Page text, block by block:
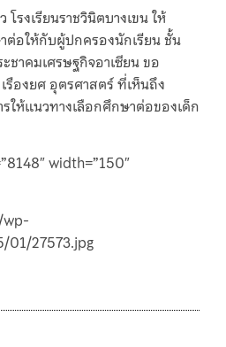
รงเรียนราชวินิตบางเขน ให้
ต่อให้กับผู้ปกครองนักเรียน ชั้น
าคมเศรษฐกิจอาเซียน ขอ
องยศ อุตรศาสตร์ ที่เห็นถึง
ให้แนวทางเลือกศึกษาต่อของเด็ก
width=”150″
01/27573.jpg